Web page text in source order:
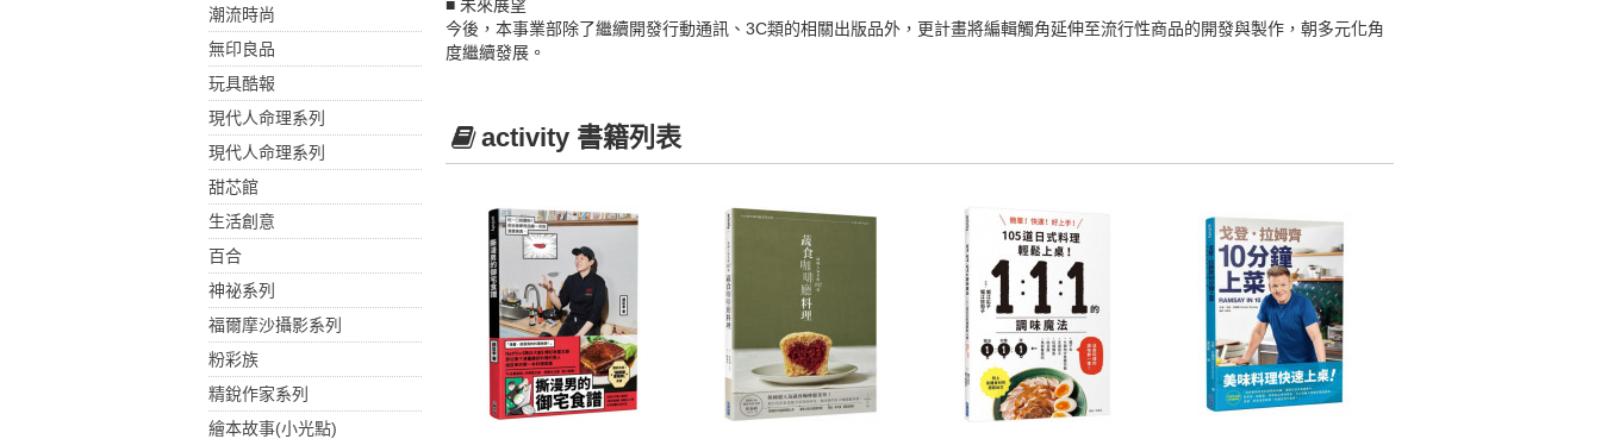
潮流時尚
無印良品
玩具酷報
現代人命理系列
現代人命理系列
甜芯館
生活創意
百合
神祕系列
福爾摩沙攝影系列
粉彩族
精銳作家系列
繪本故事(小光點)
■ 未來展望
今後，本事業部除了繼續開發行動通訊、3C類的相關出版品外，更計畫將編輯觸角延伸至流行性商品的開發與製作，朝多元化角
度繼續發展。
activity 書籍列表